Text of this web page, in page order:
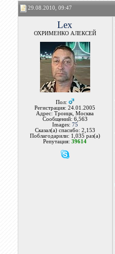
29.08.2010, 09:47
Lex
ОХРИМЕНКО АЛЕКСЕЙ
Пол:
Регистрация: 24.01.2005
Адрес: Троицк, Москва
Сообщений: 6,563
Images: 75
Сказал(а) спасибо: 2,153
Поблагодарили: 1,035 раз(а)
Репутация:39614